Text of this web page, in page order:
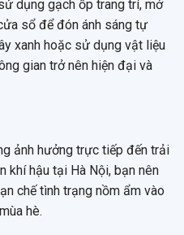
dụng gạch ốp trang trí, mở
sổ để đón ánh sáng tự
xanh hoặc sử dụng vật liệu
gian trở nên hiện đại và
ảnh hưởng trực tiếp đến trải
khí hậu tại Hà Nội, bạn nên
chế tình trạng nồm ẩm vào
hè.